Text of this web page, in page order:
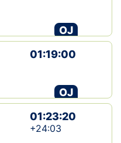
OJ
01:19:00
OJ
01:23:20
+24:03